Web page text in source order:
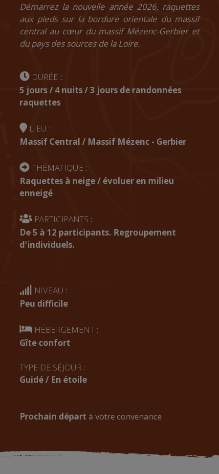
Démarrez la nouvelle année 2026, raquettes
aux pieds sur la bordure orientale du massif
central au cœur du massif Mézenc-Gerbier et
du pays des sources de la Loire.
DURÉE :
5 jours / 4 nuits / 3 jours de randonnées
raquettes
LIEU :
Massif Central / Massif Mézenc - Gerbier
THÉMATIQUE :
Raquettes à neige / évoluer en milieu
enneigé
PARTICIPANTS :
De 5 à 12 participants. Regroupement
d'individuels.
NIVEAU :
Peu difficile
HÉBERGEMENT :
Gîte confort
TYPE DE SÉJOUR :
Guidé / En étoile
Prochain départ à votre convenance